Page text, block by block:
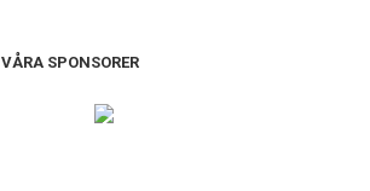
VÅRA SPONSORER